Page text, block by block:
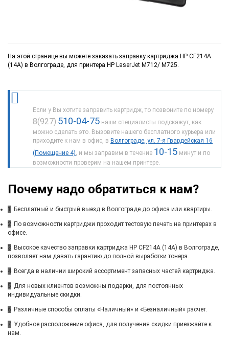
На этой странице вы можете заказать заправку картриджа HP CF214A
(14A) в Волгограде, для принтера HP LaserJet M712/ M725.
Если у Вы хотите заправить картридж, то позвоните по номеру
8(927) 510-04-75 наши специалисты подскажут, как
можно сделать это. Вызовите нашего бесплатного курьера или
приходите к нам в офис, в Волгограде, ул. 7-я Гвардейская 16
(Помещение 4) , и мы заправим в течение 10-15 минут и по
возможности проверим на нашем принтере.
Почему надо обратиться к нам?
1 Бесплатный и быстрый выезд в Волгограде до офиса или квартиры.
2 По возможности картриджи проходит тестовую печать на принтерах в
офисе.
3 Высокое качество заправки картриджа HP CF214A (14A) в Волгограде,
позволяет нам давать гарантию до полной выработки тонера.
4 Всегда в наличии широкий ассортимент запасных частей картриджа.
5 Для новых клиентов возможны подарки, для постоянных
индивидуальные скидки.
6 Различные способы оплаты «Наличный» и «Безналичный» расчет.
7 Удобное расположение офиса, для получения скидки приезжайте к
нам.